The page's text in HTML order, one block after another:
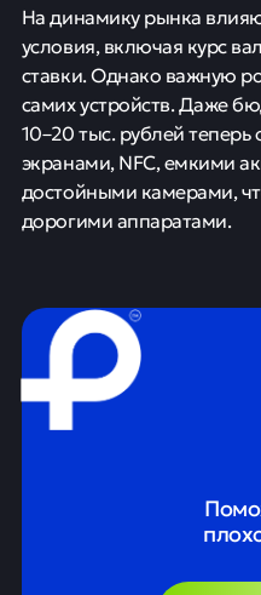
На динамику рынка
условия, включая курс
ставки. Однако важную
самих устройств. Даже
10–20 тыс. рублей
экранами, NFC, емкими
достойными камерами,
дорогими аппаратами.